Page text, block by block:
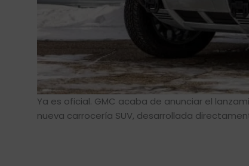
Ya es oficial. GMC acaba de anunciar el
nueva carrocería SUV, desarrollada